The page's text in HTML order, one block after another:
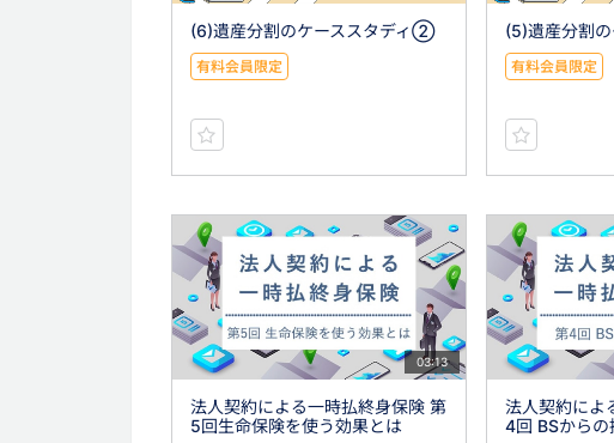
(6)遺産分割のケーススタディ②
有料会員限定
(5)遺産分割
有料会員限定
03:13
法人契約による一時払終身保険 第
5回生命保険を使う効果とは
法人契約によ
4回 BSからの